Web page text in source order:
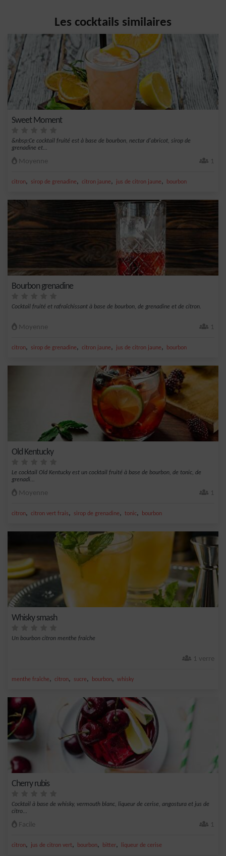
Les cocktails similaires
Sweet Moment
&nbsp;Ce cocktail fruité est à base de bourbon, nectar d'abricot, sirop de
grenadine et...
Moyenne 1
citron, sirop de grenadine, citron jaune, jus de citron jaune, bourbon
Bourbon grenadine
Cocktail fruité et rafraîchissant à base de bourbon, de grenadine et de citron.
Moyenne 1
citron, sirop de grenadine, citron jaune, jus de citron jaune, bourbon
Old Kentucky
Le cocktail Old Kentucky est un cocktail fruité à base de bourbon, de tonic, de
grenadi...
Moyenne 1
citron, citron vert frais, sirop de grenadine, tonic, bourbon
Whisky smash
Un bourbon citron menthe fraiche
1 verre
menthe fraîche, citron, sucre, bourbon, whisky
Cherry rubis
Cocktail à base de whisky, vermouth blanc, liqueur de cerise, angostura et jus de
citro...
Facile 1
citron, jus de citron vert, bourbon, bitter, liqueur de cerise